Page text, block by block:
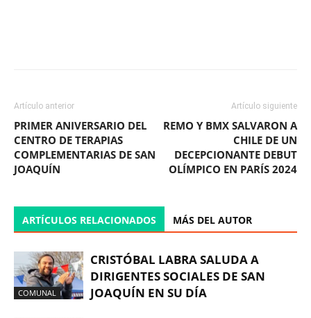
Artículo anterior
PRIMER ANIVERSARIO DEL
CENTRO DE TERAPIAS
COMPLEMENTARIAS DE SAN
JOAQUÍN
Artículo siguiente
REMO Y BMX SALVARON A
CHILE DE UN
DECEPCIONANTE DEBUT
OLÍMPICO EN PARÍS 2024
ARTÍCULOS RELACIONADOS MÁS DEL AUTOR
COMUNAL
CRISTÓBAL LABRA SALUDA A
DIRIGENTES SOCIALES DE SAN
JOAQUÍN EN SU DÍA